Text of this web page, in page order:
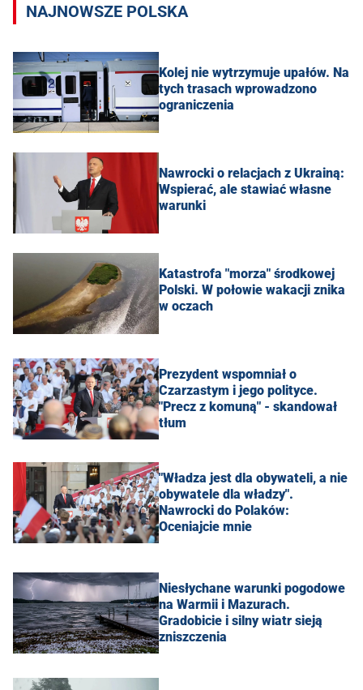
NAJNOWSZE POLSKA
Kolej nie wytrzymuje upałów. Na
tych trasach wprowadzono
ograniczenia
Nawrocki o relacjach z Ukrainą:
Wspierać, ale stawiać własne
warunki
Katastrofa "morza" środkowej
Polski. W połowie wakacji znika
w oczach
Prezydent wspomniał o
Czarzastym i jego polityce.
"Precz z komuną" - skandował
tłum
"Władza jest dla obywateli, a nie
obywatele dla władzy".
Nawrocki do Polaków:
Oceniajcie mnie
Niesłychane warunki pogodowe
na Warmii i Mazurach.
Gradobicie i silny wiatr sieją
zniszczenia